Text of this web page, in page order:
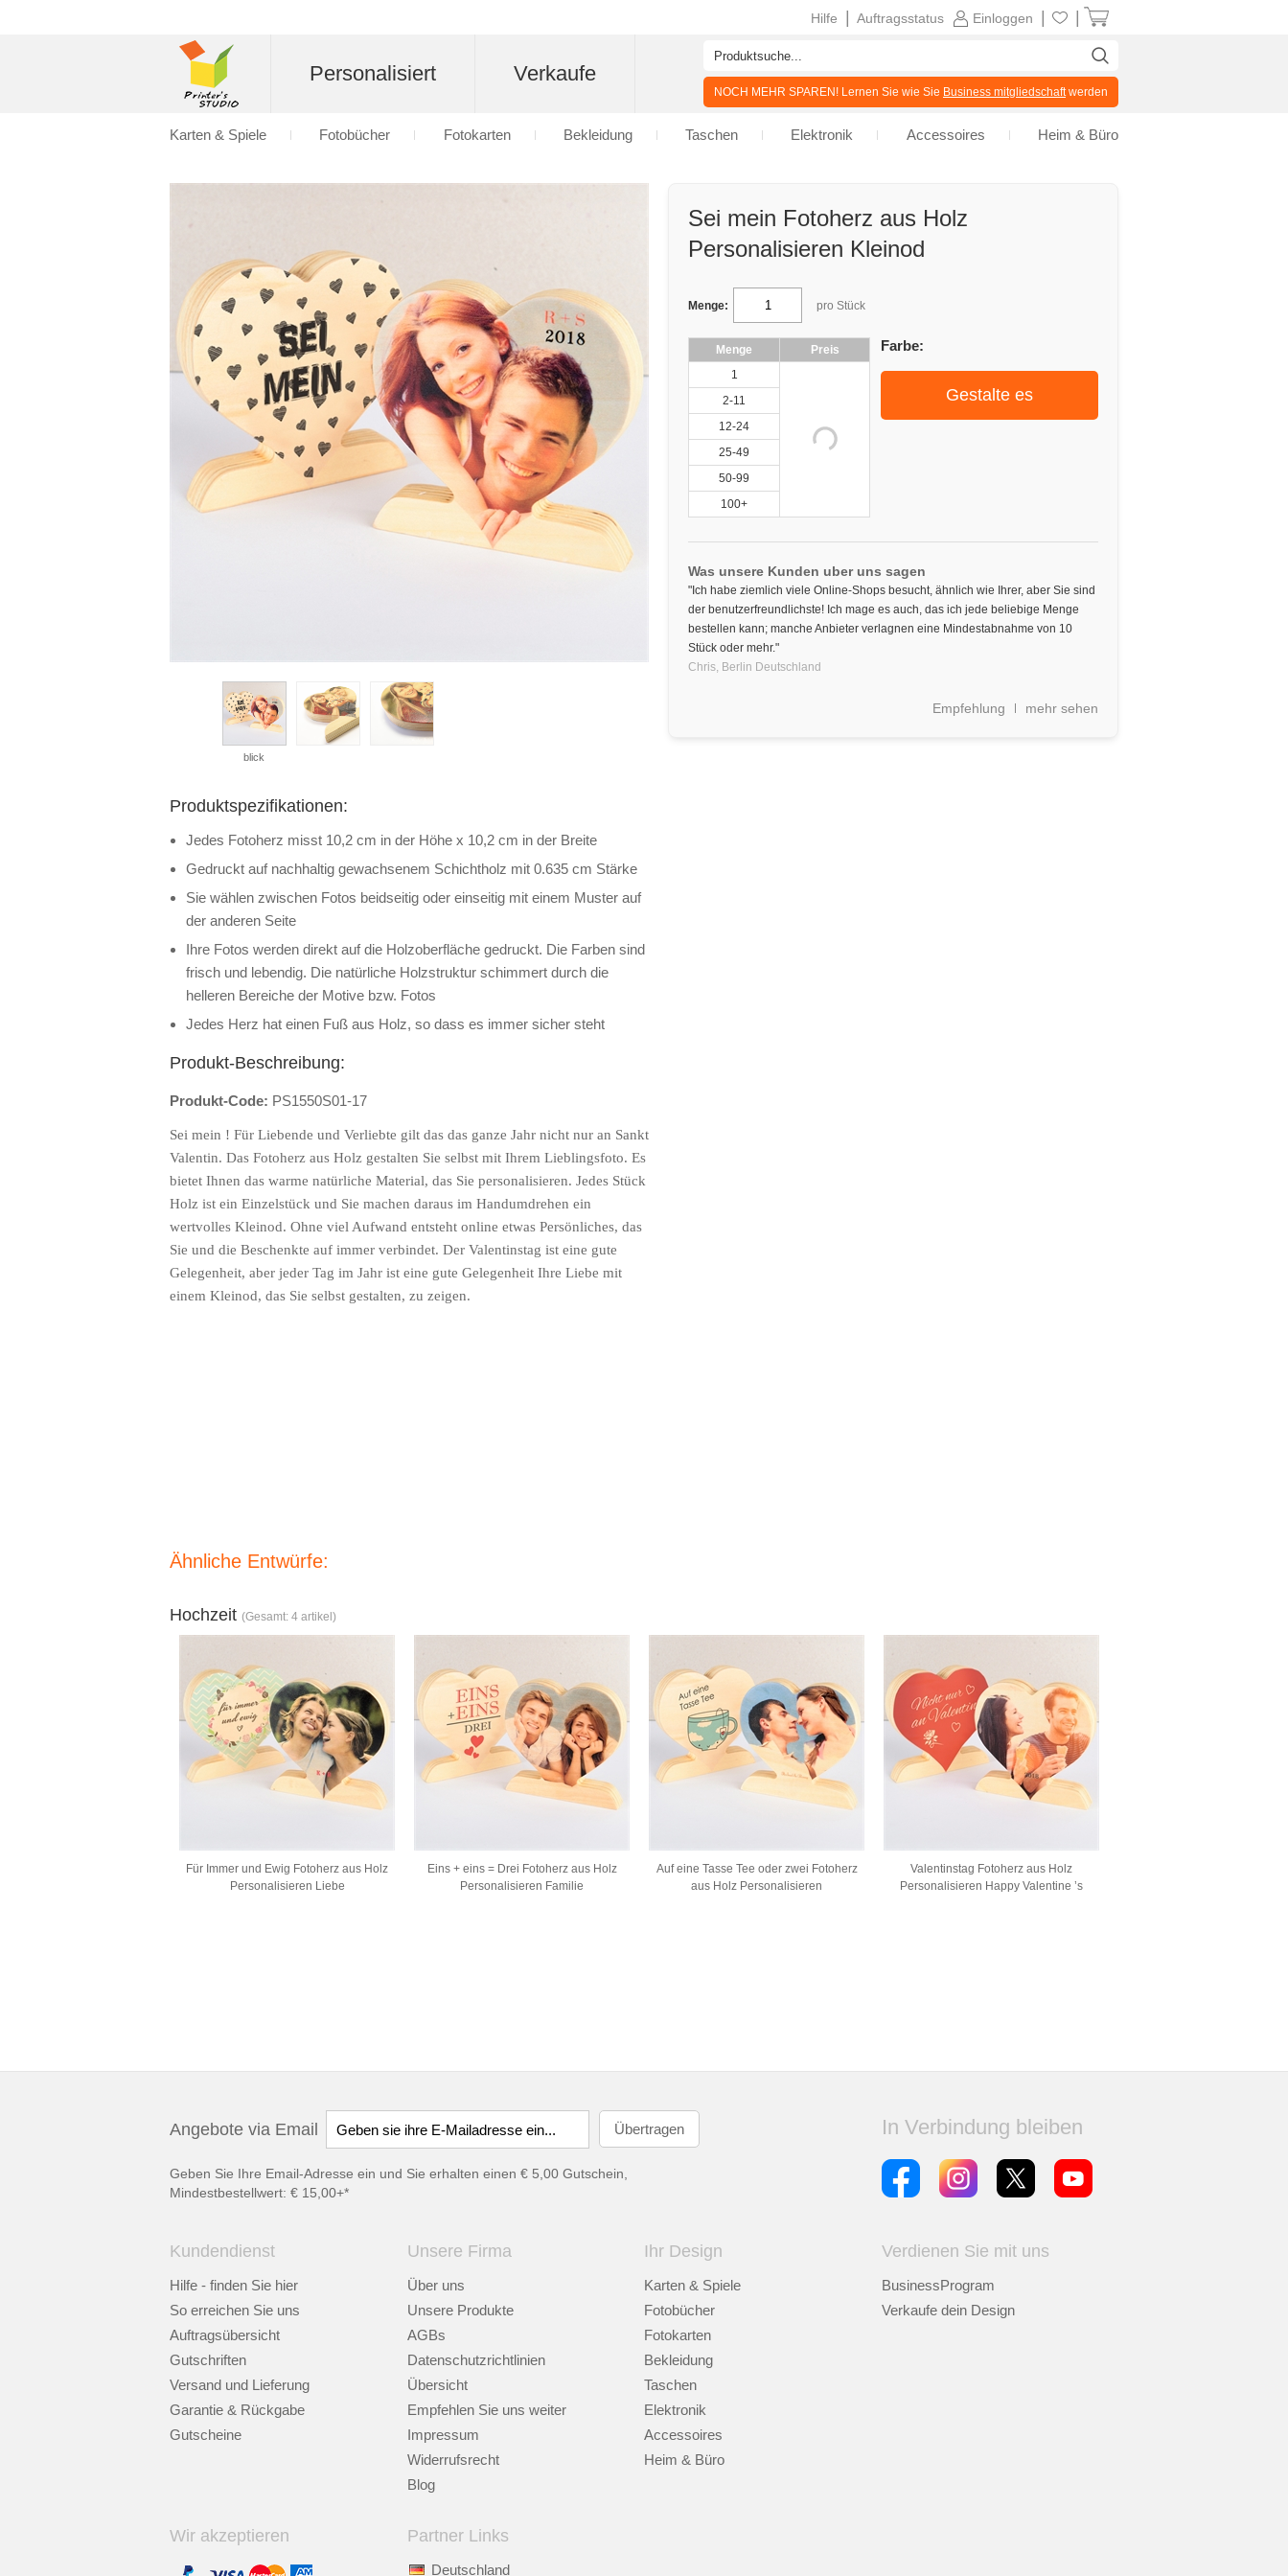
Sei mein Fotoherz aus Holz
Personalisieren Kleinod
Menge: pro Stück
Menge
Preis
1
2-11
12-24
25-49
50-99
100+
Farbe:
Gestalte es
Was unsere Kunden uber uns sagen
"Ich habe ziemlich viele Online-Shops besucht, ähnlich wie Ihrer, aber Sie sind
der benutzerfreundlichste! Ich mage es auch, das ich jede beliebige Menge
bestellen kann; manche Anbieter verlagnen eine Mindestabnahme von 10
Stück oder mehr."
Chris, Berlin Deutschland
Empfehlung mehr sehen
blick
Produktspezifikationen:
Jedes Fotoherz misst 10,2 cm in der Höhe x 10,2 cm in der Breite
Gedruckt auf nachhaltig gewachsenem Schichtholz mit 0.635 cm Stärke
Sie wählen zwischen Fotos beidseitig oder einseitig mit einem Muster auf
der anderen Seite
Ihre Fotos werden direkt auf die Holzoberfläche gedruckt. Die Farben sind
frisch und lebendig. Die natürliche Holzstruktur schimmert durch die
helleren Bereiche der Motive bzw. Fotos
Jedes Herz hat einen Fuß aus Holz, so dass es immer sicher steht
Produkt-Beschreibung:
Produkt-Code: PS1550S01-17
Sei mein ! Für Liebende und Verliebte gilt das das ganze Jahr nicht nur an Sankt
Valentin. Das Fotoherz aus Holz gestalten Sie selbst mit Ihrem Lieblingsfoto. Es
bietet Ihnen das warme natürliche Material, das Sie personalisieren. Jedes Stück
Holz ist ein Einzelstück und Sie machen daraus im Handumdrehen ein
wertvolles Kleinod. Ohne viel Aufwand entsteht online etwas Persönliches, das
Sie und die Beschenkte auf immer verbindet. Der Valentinstag ist eine gute
Gelegenheit, aber jeder Tag im Jahr ist eine gute Gelegenheit Ihre Liebe mit
einem Kleinod, das Sie selbst gestalten, zu zeigen.
Ähnliche Entwürfe:
Hochzeit (Gesamt: 4 artikel)
Für Immer und Ewig Fotoherz aus Holz
Personalisieren Liebe
Eins + eins = Drei Fotoherz aus Holz
Personalisieren Familie
Auf eine Tasse Tee oder zwei Fotoherz
aus Holz Personalisieren
Valentinstag Fotoherz aus Holz
Personalisieren Happy Valentine ’s
Angebote via Email
Geben Sie Ihre Email-Adresse ein und Sie erhalten einen € 5,00 Gutschein,
Mindestbestellwert: € 15,00+*
In Verbindung bleiben
Kundendienst
Hilfe - finden Sie hier
So erreichen Sie uns
Auftragsübersicht
Gutschriften
Versand und Lieferung
Garantie & Rückgabe
Gutscheine
Unsere Firma
Über uns
Unsere Produkte
AGBs
Datenschutzrichtlinien
Übersicht
Empfehlen Sie uns weiter
Impressum
Widerrufsrecht
Blog
Ihr Design
Karten & Spiele
Fotobücher
Fotokarten
Bekleidung
Taschen
Elektronik
Accessoires
Heim & Büro
Verdienen Sie mit uns
BusinessProgram
Verkaufe dein Design
Wir akzeptieren Partner Links
Deutschland
Einloggen
Auftragsstatus
Hilfe
Personalisiert Verkaufe
NOCH MEHR SPAREN! Lernen Sie wie Sie Business mitgliedschaftwerden
Karten & Spiele Fotobücher Fotokarten Bekleidung Taschen Elektronik Accessoires Heim & Büro